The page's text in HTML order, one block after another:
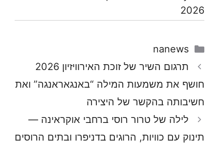
2026
קטגוריות
nanews
תרגום השיר של זוכת האירוויזיון 2026
חושף את משמעות המילה “באנגאראנגה” ואת
חשיבותה בהקשר של היצירה
לילה של טרור רוסי ברחבי אוקראינה —
תינוק עם כוויות, הרוגים בדניפרו ובתים הרוסים